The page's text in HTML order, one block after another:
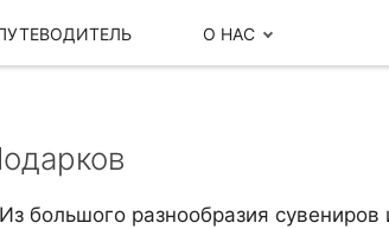
О НАС
большого разнообразия сувениров